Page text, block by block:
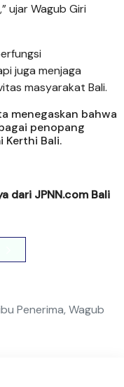
ujar Wagub Giri
juga menjaga
masyarakat Bali.
menegaskan bahwa
penopang
Kerthi Bali.
dari JPNN.com Bali
Penerima, Wagub